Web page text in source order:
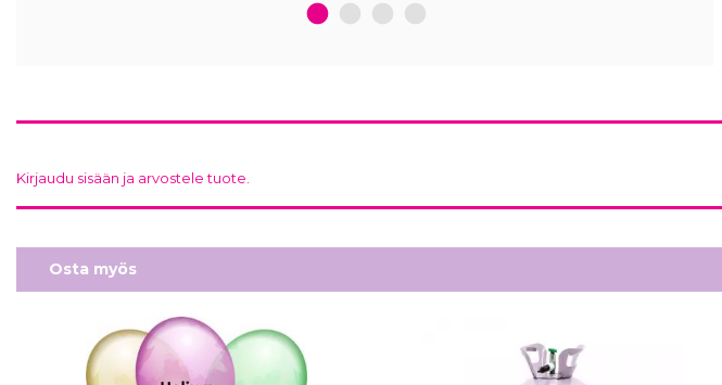
1 2 3 4
Kirjaudu sisään ja arvostele tuote.
Osta myös